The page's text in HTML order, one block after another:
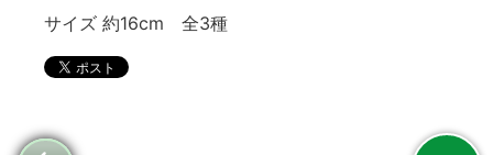
サイズ 約16cm 全3種